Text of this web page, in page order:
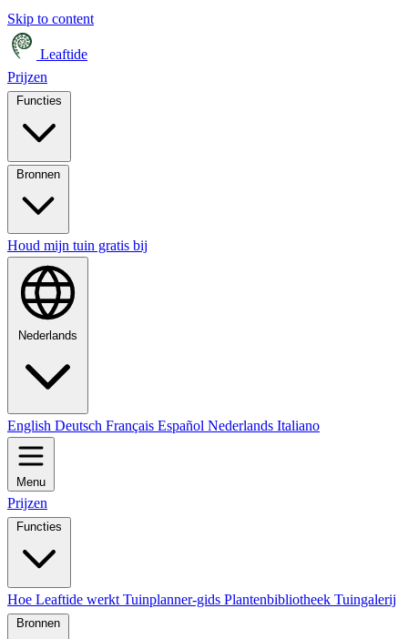
Skip to content
Leaftide
Prijzen
Houd mijn tuin gratis bij
Nederlands
English Deutsch Français Español Nederlands Italiano
Menu
Prijzen
Functies
Hoe Leaftide werkt Tuinplanner-gids Plantenbibliotheek Tuingalerij
Bronnen